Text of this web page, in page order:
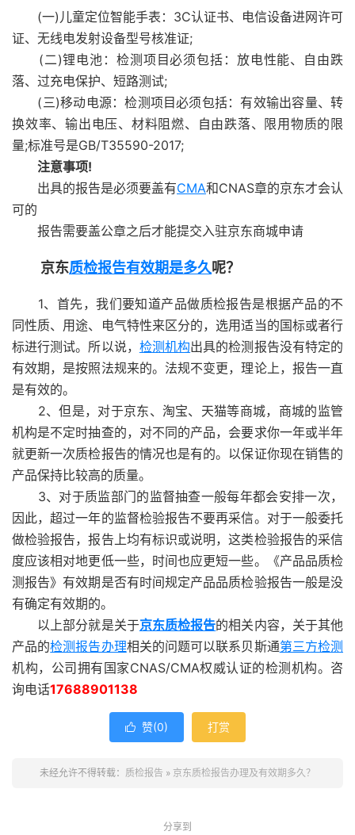
(一)儿童定位智能手表：3C认证书、电信设备进网许可
证、无线电发射设备型号核准证;
(二)锂电池：检测项目必须包括：放电性能、自由跌
落、过充电保护、短路测试;
(三)移动电源：检测项目必须包括：有效输出容量、转
换效率、输出电压、材料阻燃、自由跌落、限用物质的限
量;标准号是GB/T35590-2017;
注意事项!
出具的报告是必须要盖有CMA和CNAS章的京东才会认
可的
报告需要盖公章之后才能提交入驻京东商城申请
京东质检报告有效期是多久呢？
1、首先，我们要知道产品做质检报告是根据产品的不
同性质、用途、电气特性来区分的，选用适当的国标或者行
标进行测试。所以说， 检测机构出具的检测报告没有特定的
有效期，是按照法规来的。法规不变更，理论上，报告一直
是有效的。
2、但是，对于京东、淘宝、天猫等商城，商城的监管
机构是不定时抽查的，对不同的产品，会要求你一年或半年
就更新一次质检报告的情况也是有的。以保证你现在销售的
产品保持比较高的质量。
3、对于质监部门的监督抽查一般每年都会安排一次，
因此，超过一年的监督检验报告不要再采信。对于一般委托
做检验报告，报告上均有标识或说明，这类检验报告的采信
度应该相对地更低一些，时间也应更短一些。《产品品质检
测报告》有效期是否有时间规定产品品质检验报告一般是没
有确定有效期的。
以上部分就是关于京东质检报告的相关内容，关于其他
产品的检测报告办理相关的问题可以联系贝斯通第三方检测
机构，公司拥有国家CNAS/CMA权威认证的检测机构。咨
询电话17688901138
 赞(0) 打赏
未经允许不得转载： 质检报告 » 京东质检报告办理及有效期多久？
分享到